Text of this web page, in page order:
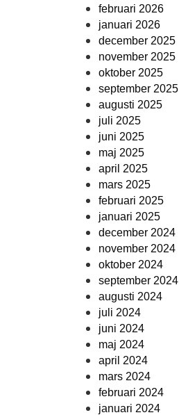
februari 2026
januari 2026
december 2025
november 2025
oktober 2025
september 2025
augusti 2025
juli 2025
juni 2025
maj 2025
april 2025
mars 2025
februari 2025
januari 2025
december 2024
november 2024
oktober 2024
september 2024
augusti 2024
juli 2024
juni 2024
maj 2024
april 2024
mars 2024
februari 2024
januari 2024